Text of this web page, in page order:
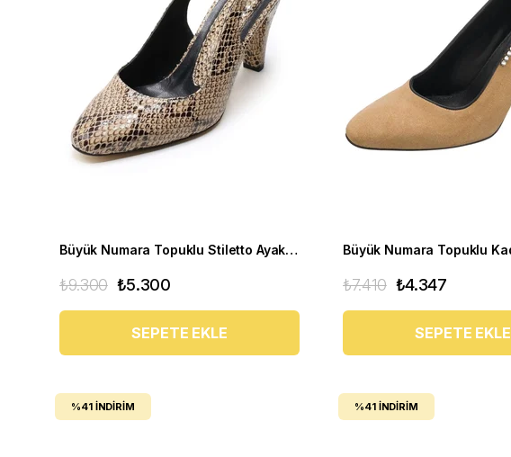
Büyük Numara Topuklu Stiletto Ayakkabı Yılan baskılı
₺5.300
₺9.300
SEPETE EKLE
₺4.347
₺7.410
SEPETE EKLE
%41 İNDIRIM %41 İNDIRIM